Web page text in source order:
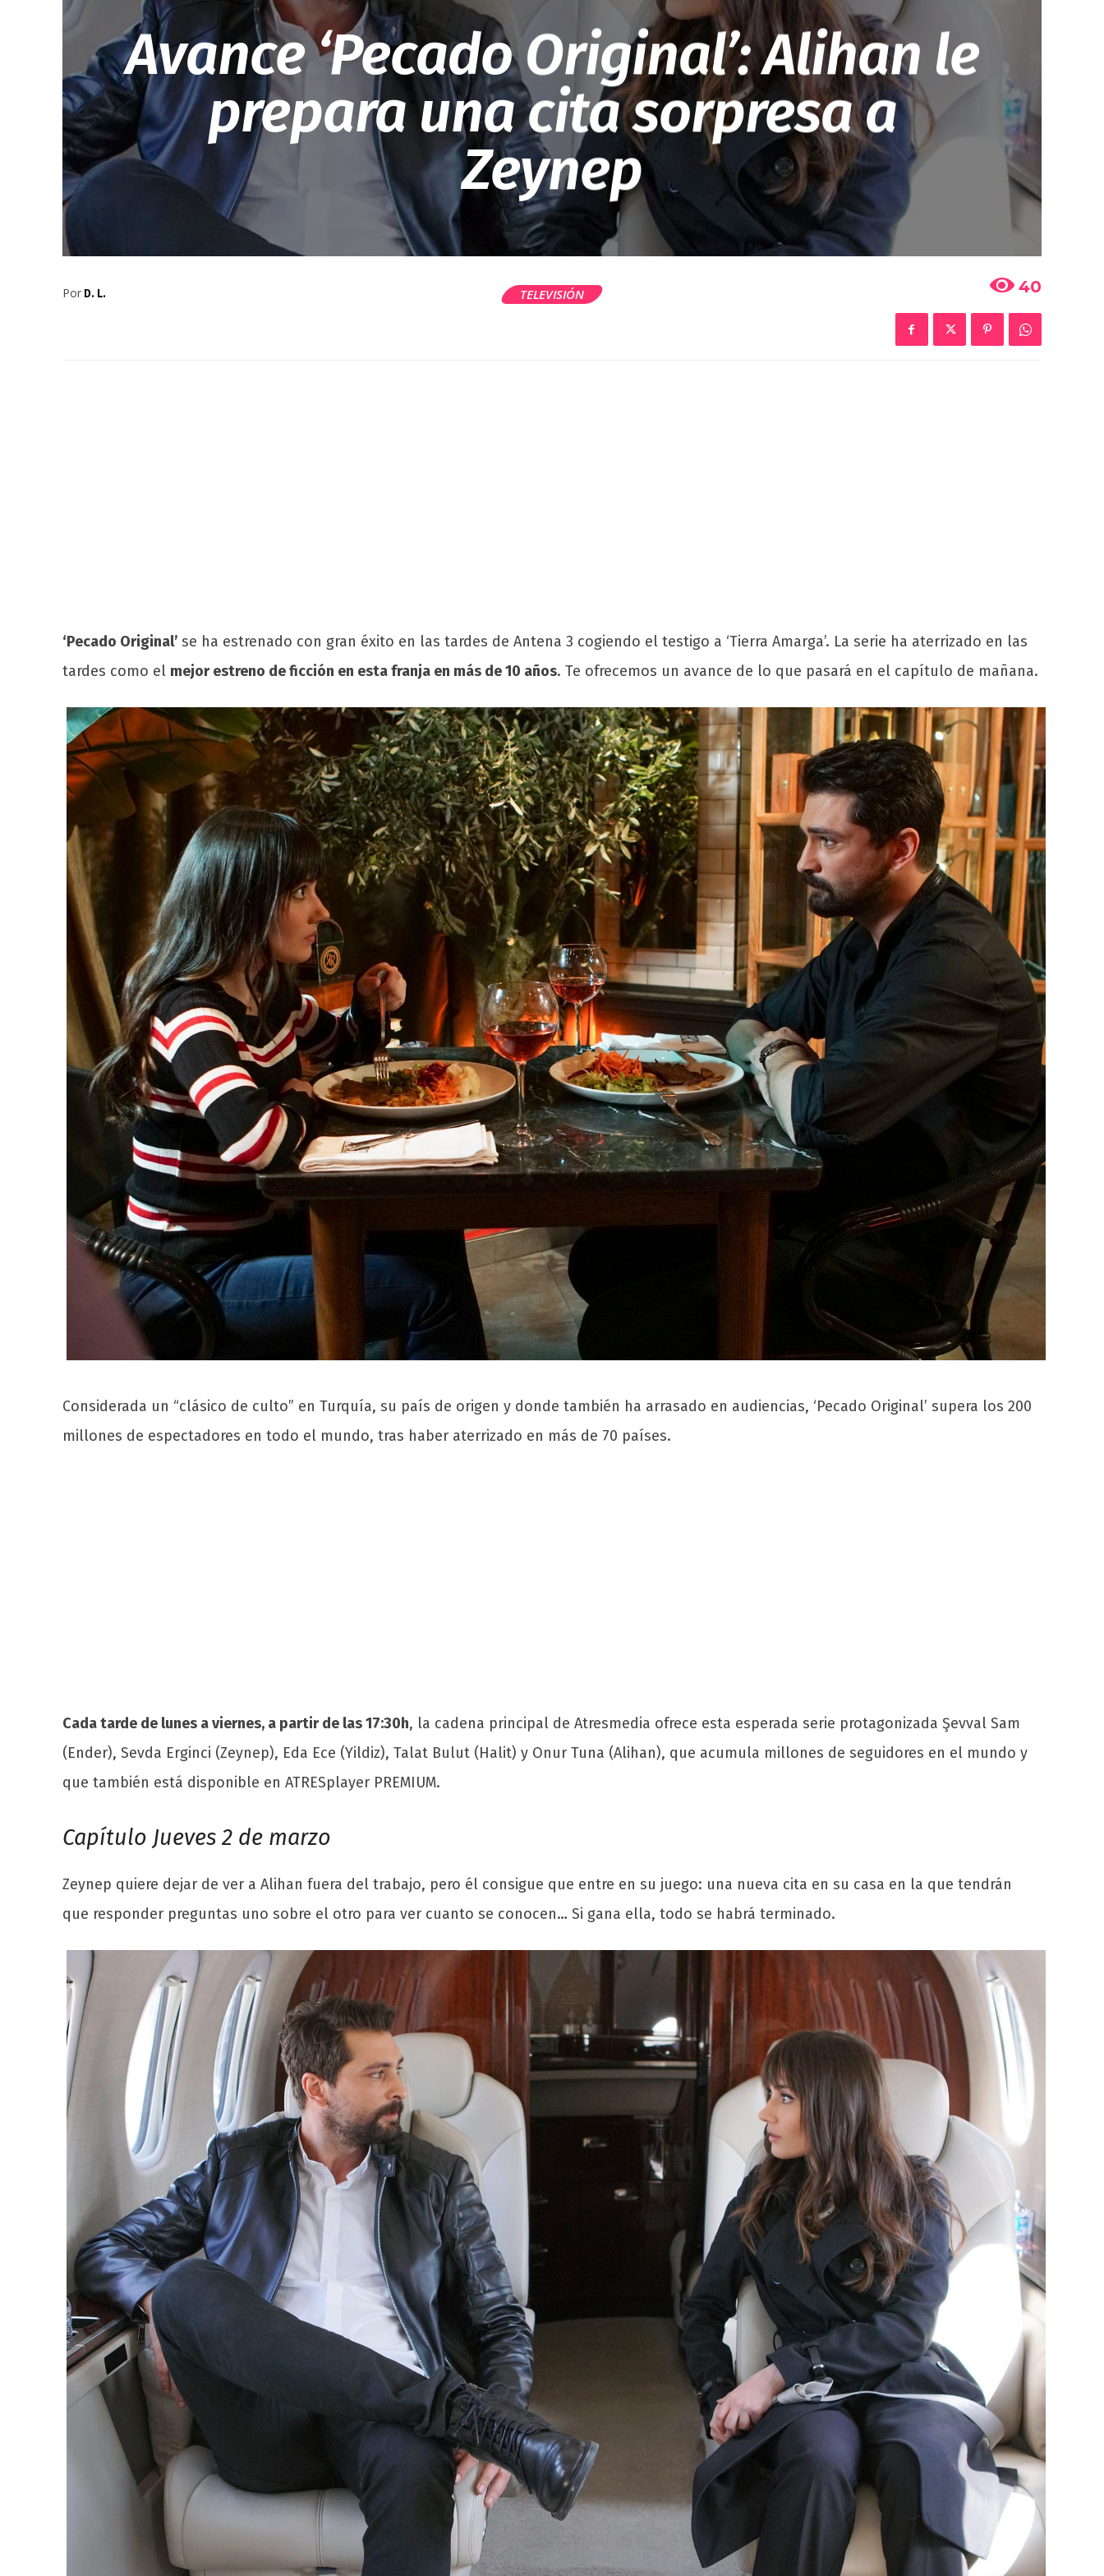
Avance ‘Pecado Original’: Alihan le
prepara una cita sorpresa a
Zeynep
Por D. L. TELEVISIÓN 40
‘Pecado Original’ se ha estrenado con gran éxito en las tardes de Antena 3 cogiendo el testigo a ‘Tierra Amarga’. La serie ha aterrizado en las
tardes como el mejor estreno de ficción en esta franja en más de 10 años. Te ofrecemos un avance de lo que pasará en el capítulo de mañana.
Considerada un “clásico de culto” en Turquía, su país de origen y donde también ha arrasado en audiencias, ‘Pecado Original’ supera los 200
millones de espectadores en todo el mundo, tras haber aterrizado en más de 70 países.
Cada tarde de lunes a viernes, a partir de las 17:30h, la cadena principal de Atresmedia ofrece esta esperada serie protagonizada Şevval Sam
(Ender), Sevda Erginci (Zeynep), Eda Ece (Yildiz), Talat Bulut (Halit) y Onur Tuna (Alihan), que acumula millones de seguidores en el mundo y
que también está disponible en ATRESplayer PREMIUM.
Capítulo Jueves 2 de marzo
Zeynep quiere dejar de ver a Alihan fuera del trabajo, pero él consigue que entre en su juego: una nueva cita en su casa en la que tendrán
que responder preguntas uno sobre el otro para ver cuanto se conocen… Si gana ella, todo se habrá terminado.